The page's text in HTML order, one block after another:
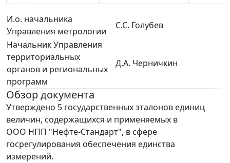
И.о. начальника
Управления метрологии
С.С. Голубев
Начальник Управления
территориальных
органов и региональных
программ
Д.А. Черничкин
Обзор документа
Утверждено 5 государственных эталонов единиц
величин, содержащихся и применяемых в
ООО НПП "Нефте-Стандарт", в сфере
госрегулирования обеспечения единства
измерений.